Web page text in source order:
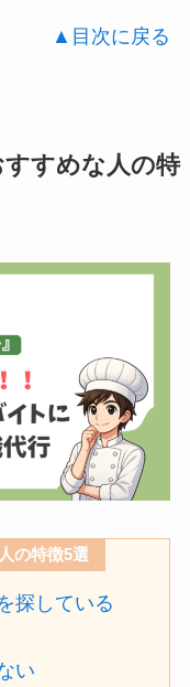
▲目次に戻る
すめな人の特
の特徴5選
探している
い